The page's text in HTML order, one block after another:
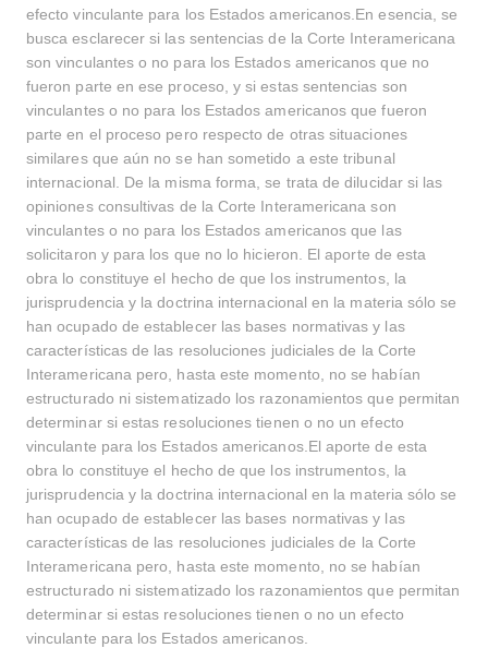
efecto vinculante para los Estados americanos.En esencia, se
busca esclarecer si las sentencias de la Corte Interamericana
son vinculantes o no para los Estados americanos que no
fueron parte en ese proceso, y si estas sentencias son
vinculantes o no para los Estados americanos que fueron
parte en el proceso pero respecto de otras situaciones
similares que aún no se han sometido a este tribunal
internacional. De la misma forma, se trata de dilucidar si las
opiniones consultivas de la Corte Interamericana son
vinculantes o no para los Estados americanos que las
solicitaron y para los que no lo hicieron. El aporte de esta
obra lo constituye el hecho de que los instrumentos, la
jurisprudencia y la doctrina internacional en la materia sólo se
han ocupado de establecer las bases normativas y las
características de las resoluciones judiciales de la Corte
Interamericana pero, hasta este momento, no se habían
estructurado ni sistematizado los razonamientos que permitan
determinar si estas resoluciones tienen o no un efecto
vinculante para los Estados americanos.El aporte de esta
obra lo constituye el hecho de que los instrumentos, la
jurisprudencia y la doctrina internacional en la materia sólo se
han ocupado de establecer las bases normativas y las
características de las resoluciones judiciales de la Corte
Interamericana pero, hasta este momento, no se habían
estructurado ni sistematizado los razonamientos que permitan
determinar si estas resoluciones tienen o no un efecto
vinculante para los Estados americanos.